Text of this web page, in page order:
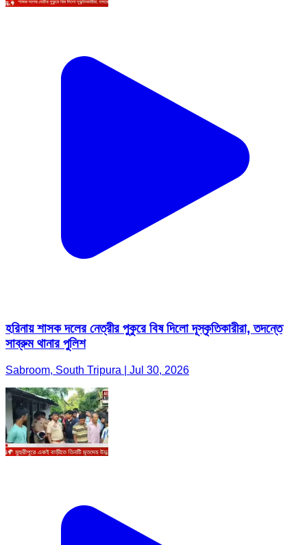
হরিনায় শাসক দলের নেত্রীর পুকুরে বিষ দিলো দূস্কৃতিকারীরা, তদন্তে
সাব্রুম থানার পুলিশ
Sabroom, South Tripura | Jul 30, 2026